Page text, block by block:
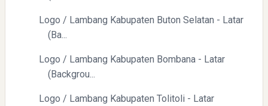
Logo / Lambang Kabupaten Buton Selatan - Latar
(Ba...
Logo / Lambang Kabupaten Bombana - Latar
(Backgrou...
Logo / Lambang Kabupaten Tolitoli - Latar